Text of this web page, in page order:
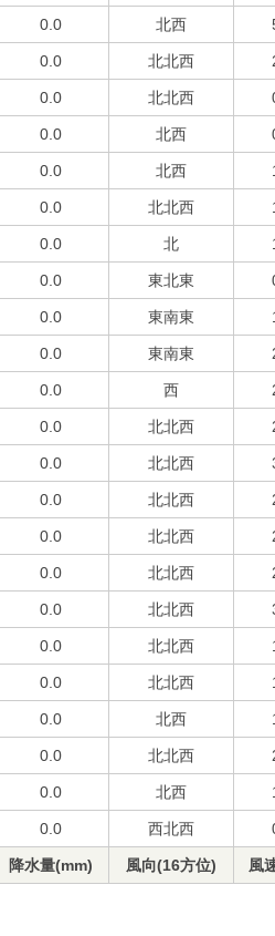
0.0 北西
0.0 北北西
0.0 北北西
0.0 北西
0.0 北西
0.0 北北西
0.0 北
0.0 東北東
0.0 東南東
0.0 東南東
0.0 西
0.0 北北西
0.0 北北西
0.0 北北西
0.0 北北西
0.0 北北西
0.0 北北西
0.0 北北西
0.0 北北西
0.0 北西
0.0 北北西
0.0 北西
0.0 西北西
降水量(mm) 風向(16方位) 風